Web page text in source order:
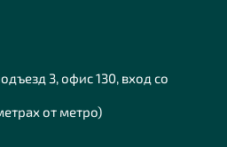
3, офис 130, вход со
от метро)